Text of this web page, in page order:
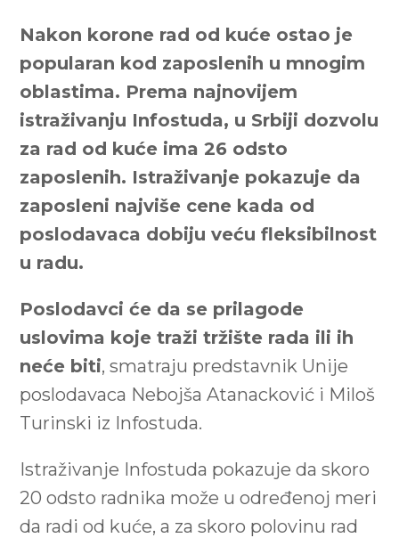
Nakon korone rad od kuće ostao je
popularan kod zaposlenih u mnogim
oblastima. Prema najnovijem
istraživanju Infostuda, u Srbiji dozvolu
za rad od kuće ima 26 odsto
zaposlenih. Istraživanje pokazuje da
zaposleni najviše cene kada od
poslodavaca dobiju veću fleksibilnost
u radu.
Poslodavci će da se prilagode
uslovima koje traži tržište rada ili ih
neće biti, smatraju predstavnik Unije
poslodavaca Nebojša Atanacković i Miloš
Turinski iz Infostuda.
Istraživanje Infostuda pokazuje da skoro
20 odsto radnika može u određenoj meri
da radi od kuće, a za skoro polovinu rad